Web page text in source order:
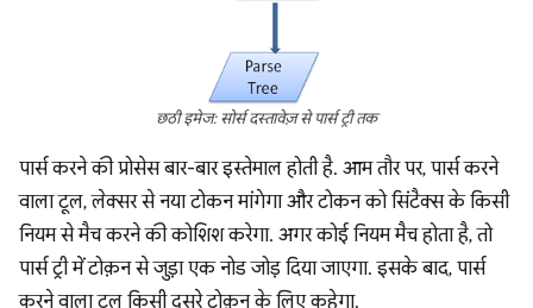
छठी इमेज: सोर्स दस्तावेज़ से पार्स ट्री तक
पार्स करने की प्रोसेस बार-बार इस्तेमाल होती है. आम तौर पर, पार्स करने
वाला टूल, लेक्सर से नया टोकन मांगेगा और टोकन को सिंटैक्स के किसी
नियम से मैच करने की कोशिश करेगा. अगर कोई नियम मैच होता है, तो
पार्स ट्री में टोक़न से जुड़ा एक नोड जोड़ दिया जाएगा. इसके बाद, पार्स
करने वाला टूल किसी दूसरे टोक़न के लिए कहेगा.